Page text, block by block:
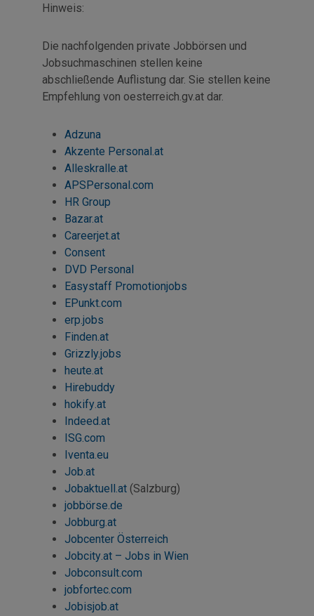
Hinweis:
Die nachfolgenden private Jobbörsen und
Jobsuchmaschinen stellen keine
abschließende Auflistung dar. Sie stellen keine
Empfehlung von oesterreich.gv.at dar.
Adzuna
Akzente Personal.at
Alleskralle.at
APSPersonal.com
HR Group
Bazar.at
Careerjet.at
Consent
DVD Personal
Easystaff Promotionjobs
EPunkt.com
erp.jobs
Finden.at
Grizzly.jobs
heute.at
Hirebuddy
hokify.at
Indeed.at
ISG.com
Iventa.eu
Job.at
Jobaktuell.at (Salzburg)
jobbörse.de
Jobburg.at
Jobcenter Österreich
Jobcity.at – Jobs in Wien
Jobconsult.com
jobfortec.com
Jobisjob.at